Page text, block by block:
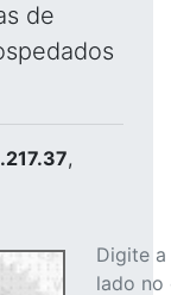
de
,
Digite
lado no